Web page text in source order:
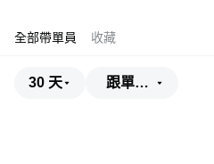
全部帶單員 收藏
30 天 跟單盈虧